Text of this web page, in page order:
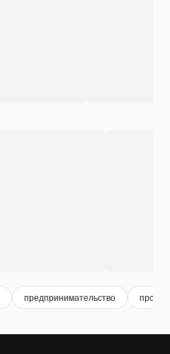
предпринимательство